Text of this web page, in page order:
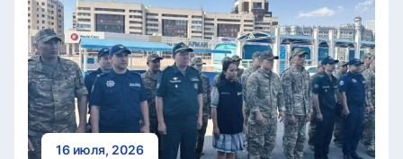
16 июля, 2026